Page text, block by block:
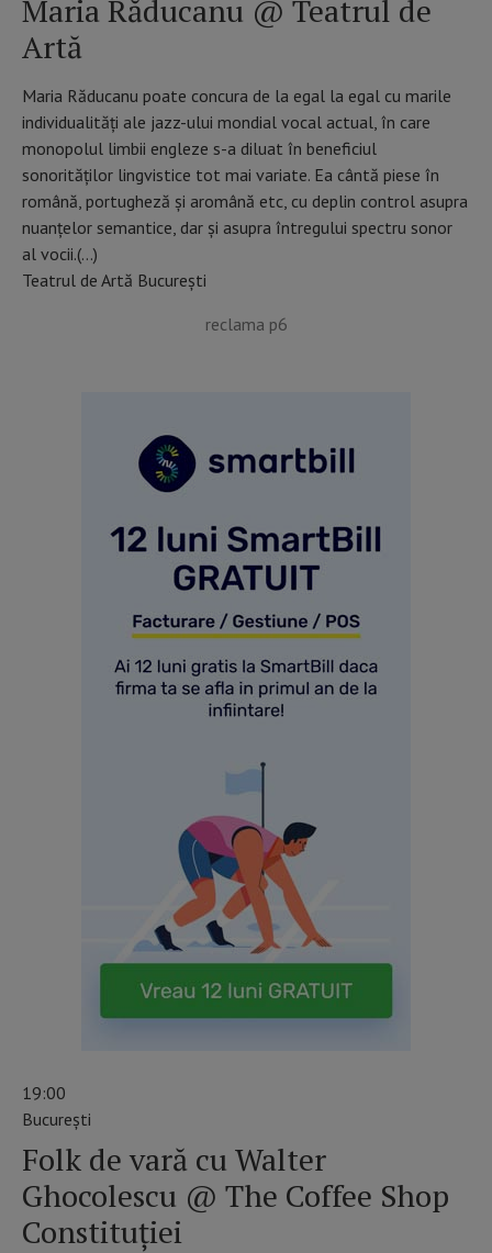
Maria Răducanu @ Teatrul de
Artă
Maria Răducanu poate concura de la egal la egal cu marile
individualităţi ale jazz-ului mondial vocal actual, în care
monopolul limbii engleze s-a diluat în beneficiul
sonorităţilor lingvistice tot mai variate. Ea cântă piese în
română, portugheză şi aromână etc, cu deplin control asupra
nuanţelor semantice, dar şi asupra întregului spectru sonor
al vocii.(…)
Teatrul de Artă București
reclama p6
19:00
Bucureşti
Folk de vară cu Walter
Ghocolescu @ The Coffee Shop
Constituției